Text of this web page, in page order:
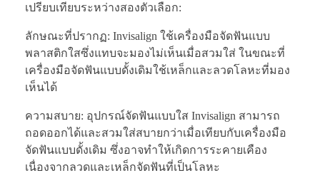
เปรียบเทียบระหว่างสองตัวเลือก:
ลักษณะที่ปรากฏ: Invisalign ใช้เครื่องมือจัดฟันแบบ
พลาสติกใสซึ่งแทบจะมองไม่เห็นเมื่อสวมใส่ ในขณะที่
เครื่องมือจัดฟันแบบดั้งเดิมใช้เหล็กและลวดโลหะที่มอง
เห็นได้
ความสบาย: อุปกรณ์จัดฟันแบบใส Invisalign สามารถ
ถอดออกได้และสวมใส่สบายกว่าเมื่อเทียบกับเครื่องมือ
จัดฟันแบบดั้งเดิม ซึ่งอาจทำให้เกิดการระคายเคือง
เนื่องจากลวดและเหล็กจัดฟันที่เป็นโลหะ